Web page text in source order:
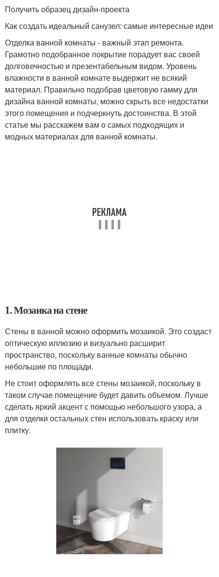
Получить образец дизайн-проекта
Как создать идеальный санузел: самые интересные идеи
Отделка ванной комнаты - важный этап ремонта.
Грамотно подобранное покрытие порадует вас своей
долговечностью и презентабельным видом. Уровень
влажности в ванной комнате выдержит не всякий
материал. Правильно подобрав цветовую гамму для
дизайна ванной комнаты, можно скрыть все недостатки
этого помещения и подчеркнуть достоинства. В этой
статье мы расскажем вам о самых подходящих и
модных материалах для ванной комнаты.
1. Мозаика на стене
Стены в ванной можно оформить мозаикой. Это создаст
оптическую иллюзию и визуально расширит
пространство, поскольку ванные комнаты обычно
небольшие по площади.
Не стоит оформлять все стены мозаикой, поскольку в
таком случае помещение будет давить объемом. Лучше
сделать яркий акцент с помощью небольшого узора, а
для отделки остальных стен использовать краску или
плитку.